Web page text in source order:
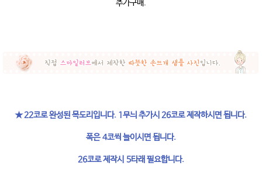
추가구매.
★ 22코로 완성된 목도리입니다. 1무늬 추가시 26코로 제작하시면 됩니다.
폭은 4코씩 늘이시면 됩니다.
26코로 제작시 5타래 필요합니다.